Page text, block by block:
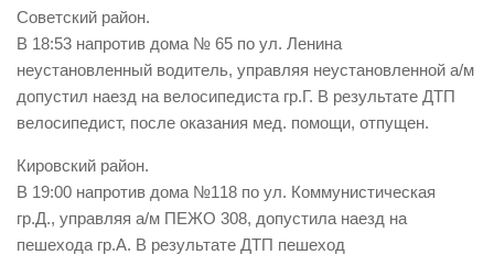
Советский район.
В 18:53 напротив дома № 65 по ул. Ленина
неустановленный водитель, управляя неустановленной а/м
допустил наезд на велосипедиста гр.Г. В результате ДТП
велосипедист, после оказания мед. помощи, отпущен.
Кировский район.
В 19:00 напротив дома №118 по ул. Коммунистическая
гр.Д., управляя а/м ПЕЖО 308, допустила наезд на
пешехода гр.А. В результате ДТП пешеход